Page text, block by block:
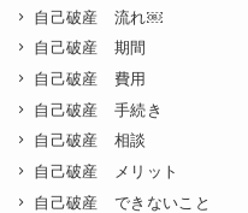
自己破産 流れ￼
自己破産 期間
自己破産 費用
自己破産 手続き
自己破産 相談
自己破産 メリット
自己破産 できないこと